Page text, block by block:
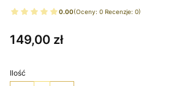
0.00(Oceny: 0 Recenzje: 0)
Cena
149,00 zł
Ilość